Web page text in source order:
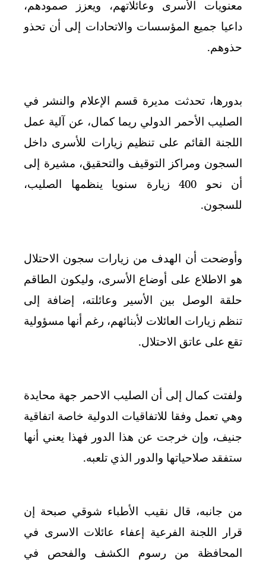
معنويات الأسرى وعائلاتهم، ويعزز صمودهم،
داعيا جميع المؤسسات والاتحادات إلى أن تحذو
حذوهم.
بدورها، تحدثت مديرة قسم الإعلام والنشر في
الصليب الأحمر الدولي ريما كمال، عن آلية عمل
اللجنة القائم على تنظيم زيارات للأسرى داخل
السجون ومراكز التوقيف والتحقيق، مشيرة إلى
أن نحو 400 زيارة سنويا ينظمها الصليب،
للسجون.
وأوضحت أن الهدف من زيارات سجون الاحتلال
هو الاطلاع على أوضاع الأسرى، وليكون الطاقم
حلقة الوصل بين الأسير وعائلته، إضافة إلى
تنظم زيارات العائلات لأبنائهم، رغم أنها مسؤولية
تقع على عاتق الاحتلال.
ولفتت كمال إلى أن الصليب الاحمر جهة محايدة
وهي تعمل وفقا للاتفاقيات الدولية خاصة اتفاقية
جنيف، وإن خرجت عن هذا الدور فهذا يعني أنها
ستفقد صلاحياتها والدور الذي تلعبه.
من جانبه، قال نقيب الأطباء شوقي صبحة إن
قرار اللجنة الفرعية إعفاء عائلات الاسرى في
المحافظة من رسوم الكشف والفحص في